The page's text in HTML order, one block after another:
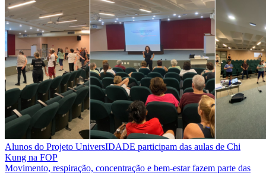
Alunos do Projeto UniversIDADE participam das aulas de Chi
Kung na FOP
Movimento, respiração, concentração e bem-estar fazem parte das